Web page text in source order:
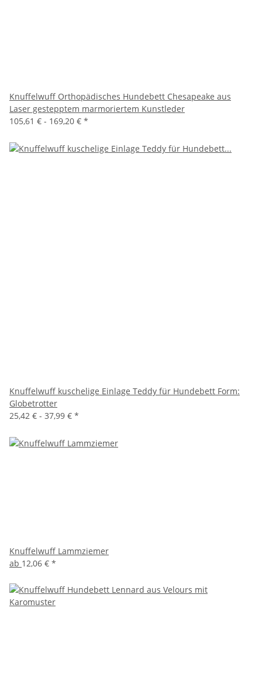
Knuffelwuff Orthopädisches Hundebett Chesapeake aus
Laser gestepptem marmoriertem Kunstleder
105,61 € - 169,20 € *
Knuffelwuff kuschelige Einlage Teddy für Hundebett Form:
Globetrotter
25,42 € - 37,99 € *
Knuffelwuff Lammziemer
ab 12,06 € *